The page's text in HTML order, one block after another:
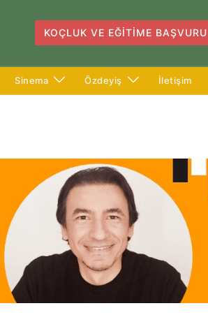
KOÇLUK VE EĞITIME
Sinema Özdeyiş İletişim